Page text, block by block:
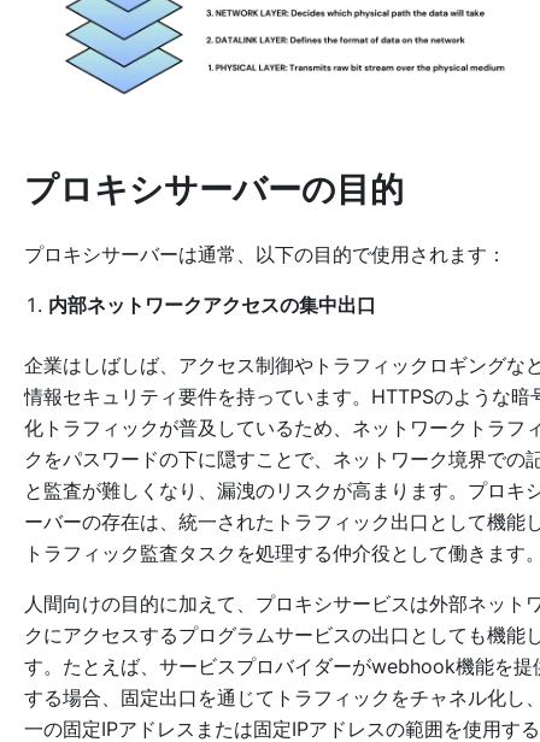
プロキシサーバーの目的
プロキシサーバーは通常、以下の目的で使用されます：
内部ネットワークアクセスの集中出口
企業はしばしば、アクセス制御やトラフィックロギングな
情報セキュリティ要件を持っています。HTTPSのような暗
化トラフィックが普及しているため、ネットワークトラフ
クをパスワードの下に隠すことで、ネットワーク境界での
と監査が難しくなり、漏洩のリスクが高まります。プロキ
ーバーの存在は、統一されたトラフィック出口として機能
トラフィック監査タスクを処理する仲介役として働きます
人間向けの目的に加えて、プロキシサービスは外部ネット
クにアクセスするプログラムサービスの出口としても機能
す。たとえば、サービスプロバイダーがwebhook機能を提
する場合、固定出口を通じてトラフィックをチャネル化し
一の固定IPアドレスまたは固定IPアドレスの範囲を使用す